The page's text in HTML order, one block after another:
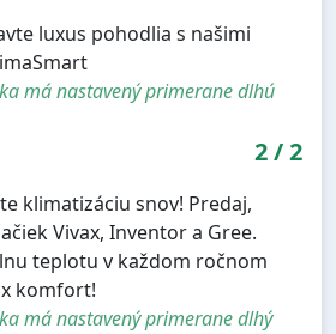
luxus pohodlia s našimi
má nastavený primerane dlhú
2/2
klimatizáciu snov! Predaj,
Vivax, Inventor a Gree.
teplotu v každom ročnom
komfort!
má nastavený primerane dlhý